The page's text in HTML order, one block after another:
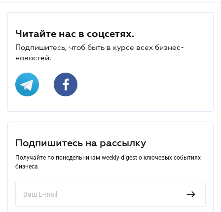
Читайте нас в соцсетях.
Подпишитесь, чтоб быть в курсе всех бизнес-
новостей.
Подпишитесь на рассылку
Получайте по понедельникам weekly-digest о ключевых событиях
бизнеса